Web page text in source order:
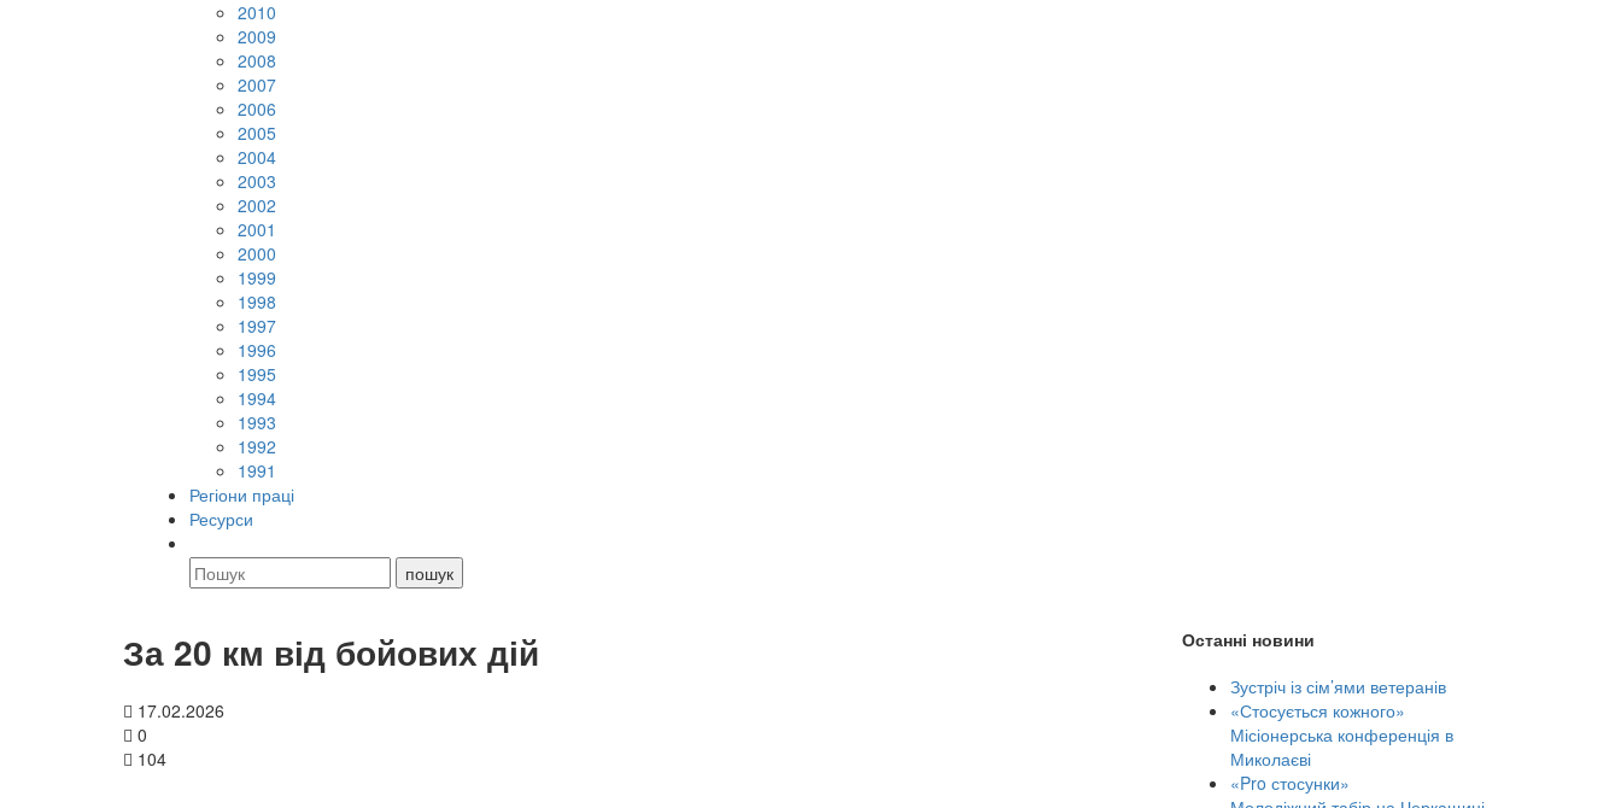
2010
2009
2008
2007
2006
2005
2004
2003
2002
2001
2000
1999
1998
1997
1996
1995
1994
1993
1992
1991
Регіони праці
Ресурси
За 20 км від бойових дій
17.02.2026
0
104
Останні новини
Зустріч із сім’ями ветеранів
«Стосується кожного»
Місіонерська конференція в
Миколаєві
«Pro стосунки»